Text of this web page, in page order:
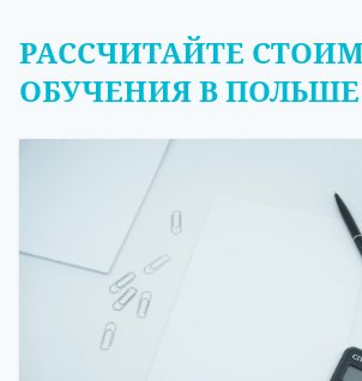
РАССЧИТАЙТЕ
ОБУЧЕНИЯ В ПОЛЬШЕ